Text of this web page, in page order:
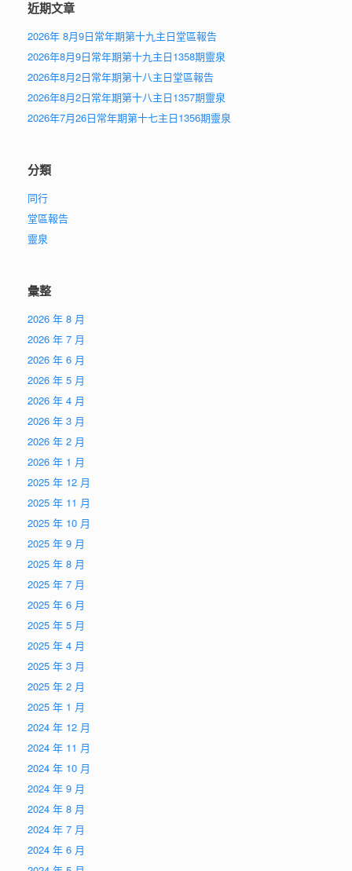
近期文章
2026年 8月9日常年期第十九主日堂區報告
2026年8月9日常年期第十九主日1358期靈泉
2026年8月2日常年期第十八主日堂區報告
2026年8月2日常年期第十八主日1357期靈泉
2026年7月26日常年期第十七主日1356期靈泉
分類
同行
堂區報告
靈泉
彙整
2026 年 8 月
2026 年 7 月
2026 年 6 月
2026 年 5 月
2026 年 4 月
2026 年 3 月
2026 年 2 月
2026 年 1 月
2025 年 12 月
2025 年 11 月
2025 年 10 月
2025 年 9 月
2025 年 8 月
2025 年 7 月
2025 年 6 月
2025 年 5 月
2025 年 4 月
2025 年 3 月
2025 年 2 月
2025 年 1 月
2024 年 12 月
2024 年 11 月
2024 年 10 月
2024 年 9 月
2024 年 8 月
2024 年 7 月
2024 年 6 月